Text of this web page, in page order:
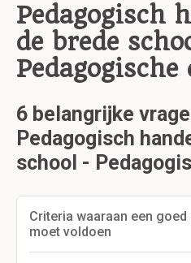
Pedagogisch
de brede
Pedagogische
6 belangrijke
Pedagogisch
school -
Criteria waaraan een
moet voldoen